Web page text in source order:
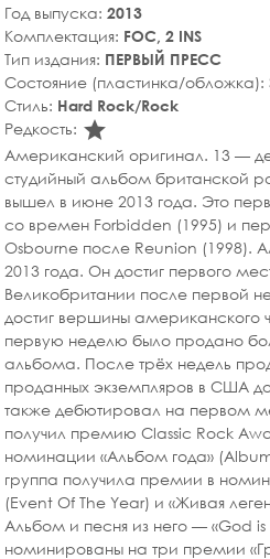
Год выпуска: 2013
Комплектация: FOC, 2 INS
Тип издания: ПЕРВЫЙ ПРЕСС
Состояние (пластинка/обложка):
Стиль: Hard Rock/Rock
Редкость: star_rate
Американский оригинал. 13 —
студийный альбом британской
вышел в июне 2013 года. Это
со времен Forbidden (1995) и
Osbourne после Reunion (1998).
2013 года. Он достиг первого
Великобритании после первой
достиг вершины американского
первую неделю было продано
альбома. После трёх недель
проданных экземпляров в США
также дебютировал на первом
получил премию Classic Rock
номинации «Альбом года»
группа получила премии в
(Event Of The Year) и «Живая
Альбом и песня из него — «God
номинированы на три премии